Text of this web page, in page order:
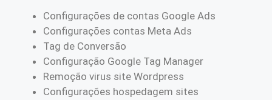
Configurações de contas Google Ads
Configurações contas Meta Ads
Tag de Conversão
Configuração Google Tag Manager
Remoção virus site Wordpress
Configurações hospedagem sites